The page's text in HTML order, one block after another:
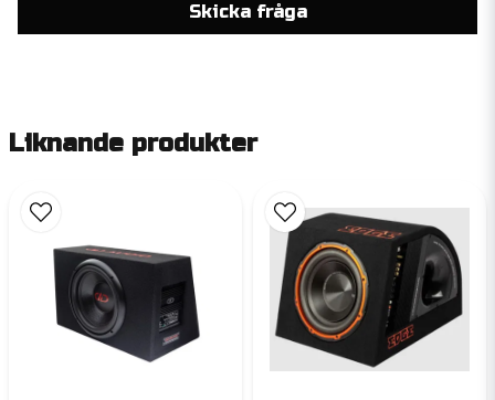
Skicka fråga
Liknande produkter